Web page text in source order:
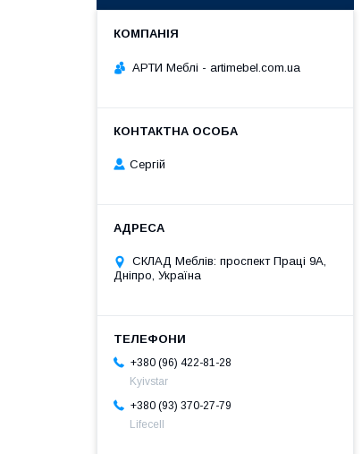
АРТИ Меблі - artimebel.com.ua
Сергій
СКЛАД Меблів: проспект Праці 9А,
Дніпро, Україна
+380 (96) 422-81-28
Kyivstar
+380 (93) 370-27-79
Lifecell